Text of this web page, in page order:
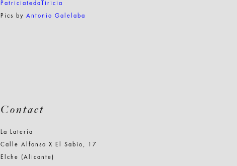
PatriciatedaTiricia
Pics byAntonio Galelaba
Contact
La Latería
Calle Alfonso X El Sabio, 17
Elche (Alicante)